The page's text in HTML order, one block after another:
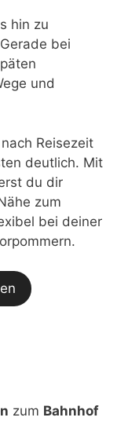
hin zu
bei
und
Reisezeit
deutlich. Mit
du dir
zum
bei deiner
zum Bahnhof